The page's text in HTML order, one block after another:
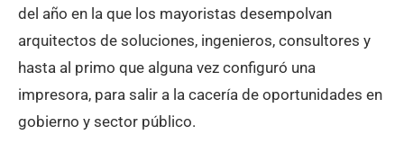
del año en la que los mayoristas desempolvan
arquitectos de soluciones, ingenieros, consultores y
hasta al primo que alguna vez configuró una
impresora, para salir a la cacería de oportunidades en
gobierno y sector público.